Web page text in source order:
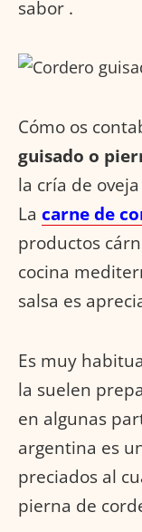
sabor .
Cómo os
guisado o
la cría de
La carne de
productos
cocina
salsa es
Es muy
la suelen
en algunas
argentina es
preciados al
pierna de